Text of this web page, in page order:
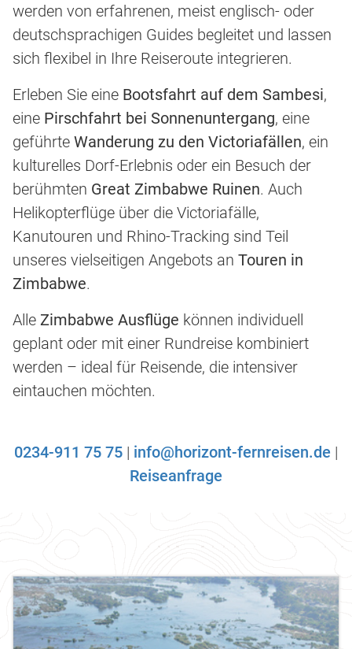
werden von erfahrenen, meist englisch- oder
deutschsprachigen Guides begleitet und lassen
sich flexibel in Ihre Reiseroute integrieren.
Erleben Sie eine Bootsfahrt auf dem Sambesi,
eine Pirschfahrt bei Sonnenuntergang, eine
geführte Wanderung zu den Victoriafällen, ein
kulturelles Dorf-Erlebnis oder ein Besuch der
berühmten Great Zimbabwe Ruinen. Auch
Helikopterflüge über die Victoriafälle,
Kanutouren und Rhino-Tracking sind Teil
unseres vielseitigen Angebots an Touren in
Zimbabwe.
Alle Zimbabwe Ausflüge können individuell
geplant oder mit einer Rundreise kombiniert
werden – ideal für Reisende, die intensiver
eintauchen möchten.
0234-911 75 75 | info@horizont-fernreisen.de |
Reiseanfrage